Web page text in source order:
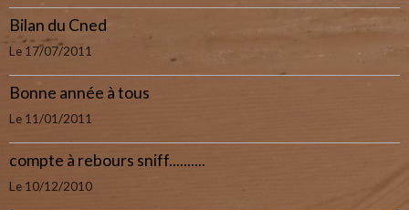
Bilan du Cned
Le 17/07/2011
Bonne année à tous
Le 11/01/2011
compte à rebours sniff..........
Le 10/12/2010